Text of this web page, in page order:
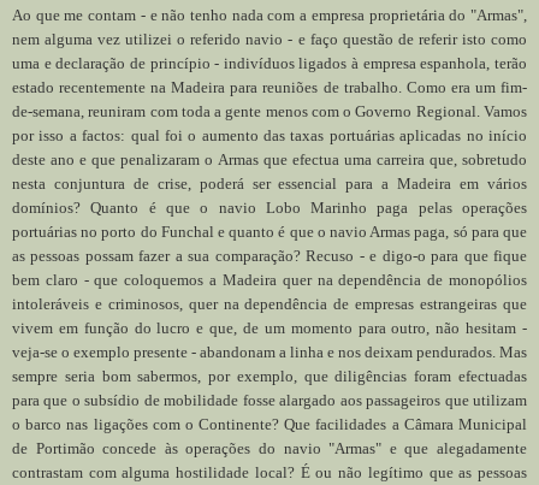
Ao que me contam - e não tenho nada com a empresa proprietária do "Armas",
nem alguma vez utilizei o referido navio - e faço questão de referir isto como
uma e declaração de princípio - indivíduos ligados à empresa espanhola, terão
estado recentemente na Madeira para reuniões de trabalho. Como era um fim-
de-semana, reuniram com toda a gente menos com o Governo Regional. Vamos
por isso a factos: qual foi o aumento das taxas portuárias aplicadas no início
deste ano e que penalizaram o Armas que efectua uma carreira que, sobretudo
nesta conjuntura de crise, poderá ser essencial para a Madeira em vários
domínios? Quanto é que o navio Lobo Marinho paga pelas operações
portuárias no porto do Funchal e quanto é que o navio Armas paga, só para que
as pessoas possam fazer a sua comparação? Recuso - e digo-o para que fique
bem claro - que coloquemos a Madeira quer na dependência de monopólios
intoleráveis e criminosos, quer na dependência de empresas estrangeiras que
vivem em função do lucro e que, de um momento para outro, não hesitam -
veja-se o exemplo presente - abandonam a linha e nos deixam pendurados. Mas
sempre seria bom sabermos, por exemplo, que diligências foram efectuadas
para que o subsídio de mobilidade fosse alargado aos passageiros que utilizam
o barco nas ligações com o Continente? Que facilidades a Câmara Municipal
de Portimão concede às operações do navio "Armas" e que alegadamente
contrastam com alguma hostilidade local? É ou não legítimo que as pessoas